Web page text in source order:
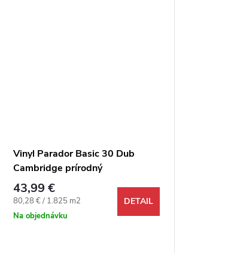
Vinyl Parador Basic 30 Dub
Cambridge prírodný
43,99 €
Jednotková cena:
80,28 € / 1.825 m2
Na objednávku
DETAIL